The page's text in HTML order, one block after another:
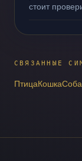
стоит
СВЯЗАННЫЕ
ПтицаКошка